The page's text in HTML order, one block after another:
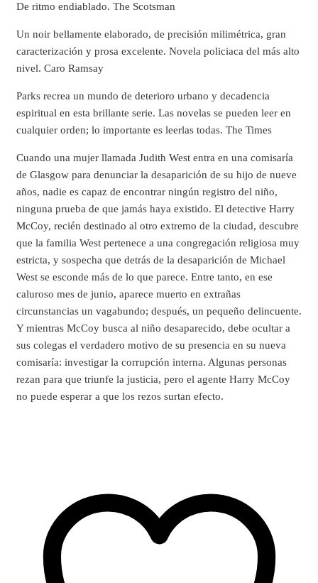
De ritmo endiablado. The Scotsman
Un noir bellamente elaborado, de precisión milimétrica, gran
caracterización y prosa excelente. Novela policiaca del más alto
nivel. Caro Ramsay
Parks recrea un mundo de deterioro urbano y decadencia
espiritual en esta brillante serie. Las novelas se pueden leer en
cualquier orden; lo importante es leerlas todas. The Times
Cuando una mujer llamada Judith West entra en una comisaría
de Glasgow para denunciar la desaparición de su hijo de nueve
años, nadie es capaz de encontrar ningún registro del niño,
ninguna prueba de que jamás haya existido. El detective Harry
McCoy, recién destinado al otro extremo de la ciudad, descubre
que la familia West pertenece a una congregación religiosa muy
estricta, y sospecha que detrás de la desaparición de Michael
West se esconde más de lo que parece. Entre tanto, en ese
caluroso mes de junio, aparece muerto en extrañas
circunstancias un vagabundo; después, un pequeño delincuente.
Y mientras McCoy busca al niño desaparecido, debe ocultar a
sus colegas el verdadero motivo de su presencia en su nueva
comisaría: investigar la corrupción interna. Algunas personas
rezan para que triunfe la justicia, pero el agente Harry McCoy
no puede esperar a que los rezos surtan efecto.